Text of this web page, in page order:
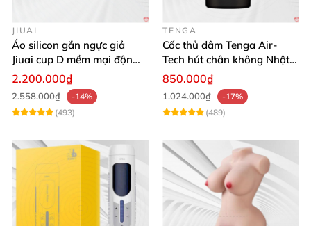
JIUAI
Áo silicon gắn ngực giả
Jiuai cup D mềm mại độn
ngực tự nhiên cho nam
2.200.000₫
2.558.000₫
-14%
(493)
TENGA
Cốc thủ dâm Tenga Air-
Tech hút chân không Nhật
Bản, silicone an toàn
850.000₫
1.024.000₫
-17%
(489)